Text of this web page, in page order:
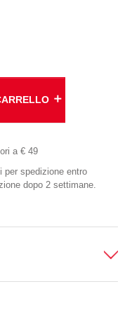
add
a € 49
per spedizione entro
dopo 2 settimane.